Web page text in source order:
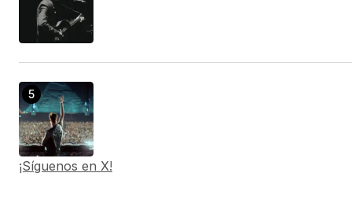
¡Síguenos en X!